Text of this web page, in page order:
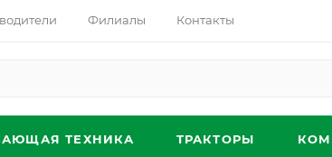
Филиалы Контакты
ТЕХНИКА ТРАКТОРЫ